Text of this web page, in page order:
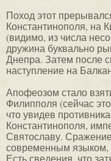
Поход этот
Константинополя, на
(видимо, из числа
дружина буквально
Днепра. Затем после
наступление на
Апофеозом стало
Филипполя (сейчас
что увидев
Константинополя,
Святославу.
современным языком,
Есть сведения, что